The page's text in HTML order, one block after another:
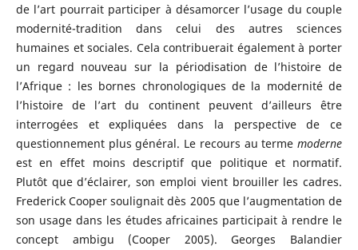
de l’art pourrait participer à désamorcer l’usage du couple
modernité-tradition dans celui des autres sciences
humaines et sociales. Cela contribuerait également à porter
un regard nouveau sur la périodisation de l’histoire de
l’Afrique : les bornes chronologiques de la modernité de
l’histoire de l’art du continent peuvent d’ailleurs être
interrogées et expliquées dans la perspective de ce
questionnement plus général. Le recours au termemoderne
est en effet moins descriptif que politique et normatif.
Plutôt que d’éclairer, son emploi vient brouiller les cadres.
Frederick Cooper soulignait dès 2005 que l’augmentation de
son usage dans les études africaines participait à rendre le
concept ambigu (Cooper 2005). Georges Balandier